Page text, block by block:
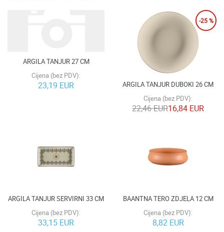
ARGILA TANJUR 27 CM
Cijena (bez PDV):
23,19 EUR
-25 %
ARGILA TANJUR DUBOKI 26 CM
Cijena (bez PDV):
22,46 EUR16,84 EUR
ARGILA TANJUR SERVIRNI 33 CM
Cijena (bez PDV):
33,15 EUR
BAANTNA TERO ZDJELA 12 CM
Cijena (bez PDV):
8,82 EUR